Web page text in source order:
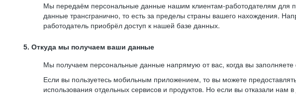
Мы передаём персональные данные нашим клиентам-работодателям для
данные трансгранично, то есть за пределы страны вашего нахождения.
работодатель приобрёл доступ к нашей базе данных.
5. Откуда мы получаем ваши данные
Мы получаем персональные данные напрямую от вас, когда вы
Если вы пользуетесь мобильным приложением, то вы можете
использования отдельных сервисов и продуктов. Но если вы отказали нам